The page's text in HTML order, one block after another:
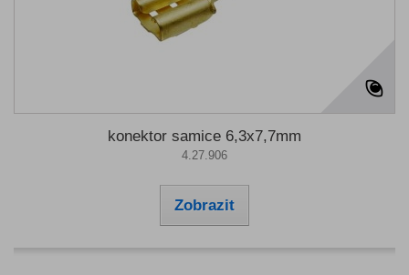
konektor samice 6,3x7,7mm
4.27.906
Zobrazit